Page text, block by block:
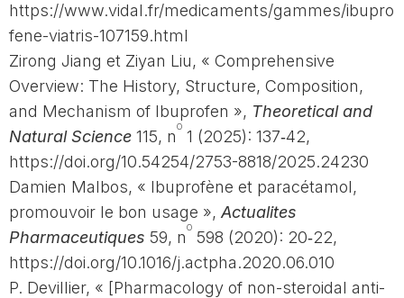
https://www.vidal.fr/medicaments/gammes/ibupro
fene-viatris-107159.html
Zirong Jiang et Ziyan Liu, « Comprehensive
Overview: The History, Structure, Composition,
and Mechanism of Ibuprofen », Theoretical and
Natural Science 115, n
o
1 (2025): 137‑42,
https://doi.org/10.54254/2753-8818/2025.24230
Damien Malbos, « Ibuprofène et paracétamol,
promouvoir le bon usage », Actualites
Pharmaceutiques 59, n
o
598 (2020): 20‑22,
https://doi.org/10.1016/j.actpha.2020.06.010
P. Devillier, « [Pharmacology of non-steroidal anti-